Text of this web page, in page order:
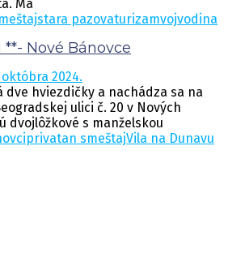
Má
stara pazovaturizamvojvodina
Nové Bánovce
októbra 2024.
dve hviezdičky a nachádza sa na
ulici č. 20 v Nových
dvojlôžkové s manželskou
privatan smeštajVila na Dunavu